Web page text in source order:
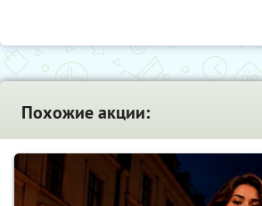
Похожие акции: